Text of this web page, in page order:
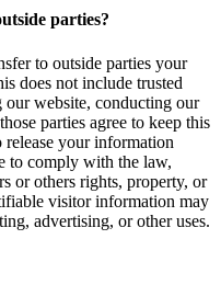
parties?
to outside parties your
does not include trusted
our website, conducting our
parties agree to keep this
your information
to comply with the law,
or others rights, property, or
visitor information may
advertising, or other uses.